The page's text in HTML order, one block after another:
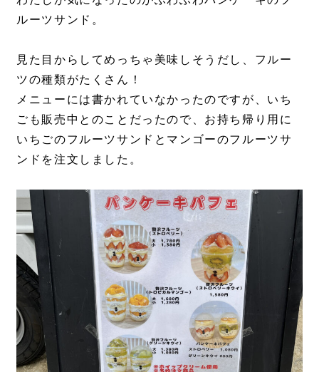
ルーツサンド。
見た目からしてめっちゃ美味しそうだし、フルー
ツの種類がたくさん！
メニューには書かれていなかったのですが、いち
ごも販売中とのことだったので、お持ち帰り用に
いちごのフルーツサンドとマンゴーのフルーツサ
ンドを注文しました。